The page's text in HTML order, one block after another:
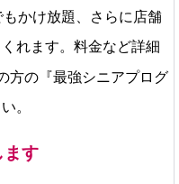
かけ放題、さらに店舗
れます。料金など詳細
方の『最強シニアプログ
。
ます